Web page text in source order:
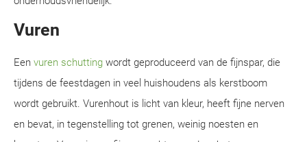
Vuren
Een vuren schutting wordt geproduceerd van de fijnspar, die
tijdens de feestdagen in veel huishoudens als kerstboom
wordt gebruikt. Vurenhout is licht van kleur, heeft fijne nerven
en bevat, in tegenstelling tot grenen, weinig noesten en